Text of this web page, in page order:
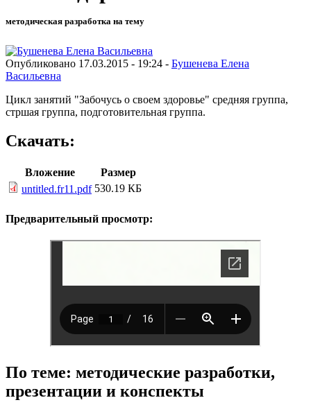
методическая разработка на тему
Опубликовано 17.03.2015 - 19:24 - Бушенева Елена
Васильевна
Цикл занятий "Забочусь о своем здоровье" средняя группа,
стршая группа, подготовительная группа.
Скачать:
Вложение
Размер
untitled.fr11.pdf 530.19 КБ
Предварительный просмотр:
По теме: методические разработки,
презентации и конспекты